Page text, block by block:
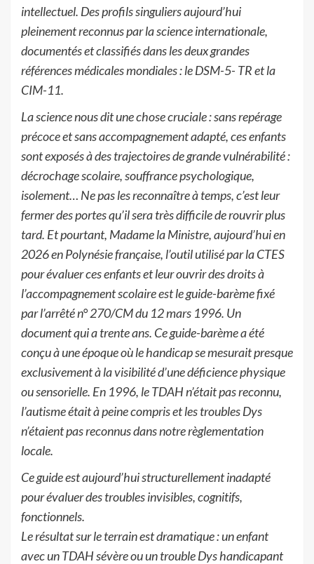
intellectuel. Des profils singuliers aujourd’hui
pleinement reconnus par la science internationale,
documentés et classifiés dans les deux grandes
références médicales mondiales : le DSM-5- TR et la
CIM-11.
La science nous dit une chose cruciale : sans repérage
précoce et sans accompagnement adapté, ces enfants
sont exposés à des trajectoires de grande vulnérabilité :
décrochage scolaire, souffrance psychologique,
isolement… Ne pas les reconnaître à temps, c’est leur
fermer des portes qu’il sera très difficile de rouvrir plus
tard. Et pourtant, Madame la Ministre, aujourd’hui en
2026 en Polynésie française, l’outil utilisé par la CTES
pour évaluer ces enfants et leur ouvrir des droits à
l’accompagnement scolaire est le guide-barème fixé
par l’arrêté n° 270/CM du 12 mars 1996. Un
document qui a trente ans. Ce guide-barème a été
conçu à une époque où le handicap se mesurait presque
exclusivement à la visibilité d’une déficience physique
ou sensorielle. En 1996, le TDAH n’était pas reconnu,
l’autisme était à peine compris et les troubles Dys
n’étaient pas reconnus dans notre règlementation
locale.
Ce guide est aujourd’hui structurellement inadapté
pour évaluer des troubles invisibles, cognitifs,
fonctionnels.
Le résultat sur le terrain est dramatique : un enfant
avec un TDAH sévère ou un trouble Dys handicapant